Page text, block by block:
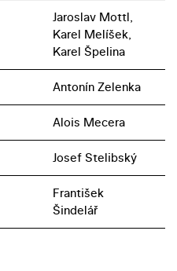
Jaroslav Mottl,
Karel Melíšek,
Karel Špelina
Antonín Zelenka
Alois Mecera
Josef Stelibský
František
Šindelář